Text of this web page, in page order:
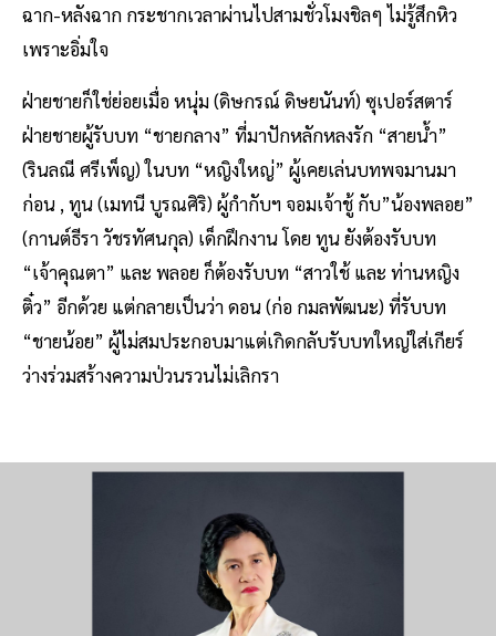
ฉาก-หลังฉาก กระชากเวลาผ่านไปสามชั่วโมงชิลๆ ไม่รู้สึกหิว
เพราะอิ่มใจ
ฝ่ายชายก็ใช่ย่อยเมื่อ หนุ่ม (ดิษกรณ์ ดิษยนันท์) ซุเปอร์สตาร์
ฝ่ายชายผู้รับบท “ชายกลาง” ที่มาปักหลักหลงรัก “สายน้ำ”
(รินลณี ศรีเพ็ญ) ในบท “หญิงใหญ่” ผู้เคยเล่นบทพจมานมา
ก่อน , ทูน (เมทนี บูรณศิริ) ผู้กำกับฯ จอมเจ้าชู้ กับ”น้องพลอย”
(กานต์ธีรา วัชรทัศนกุล) เด็กฝึกงาน โดย ทูน ยังต้องรับบท
“เจ้าคุณตา” และ พลอย ก็ต้องรับบท “สาวใช้ และ ท่านหญิง
ติ๋ว” อีกด้วย แต่กลายเป็นว่า ดอน (ก่อ กมลพัฒนะ) ที่รับบท
“ชายน้อย” ผู้ไม่สมประกอบมาแต่เกิดกลับรับบทใหญ่ใส่เกียร์
ว่างร่วมสร้างความป่วนรวนไม่เลิกรา